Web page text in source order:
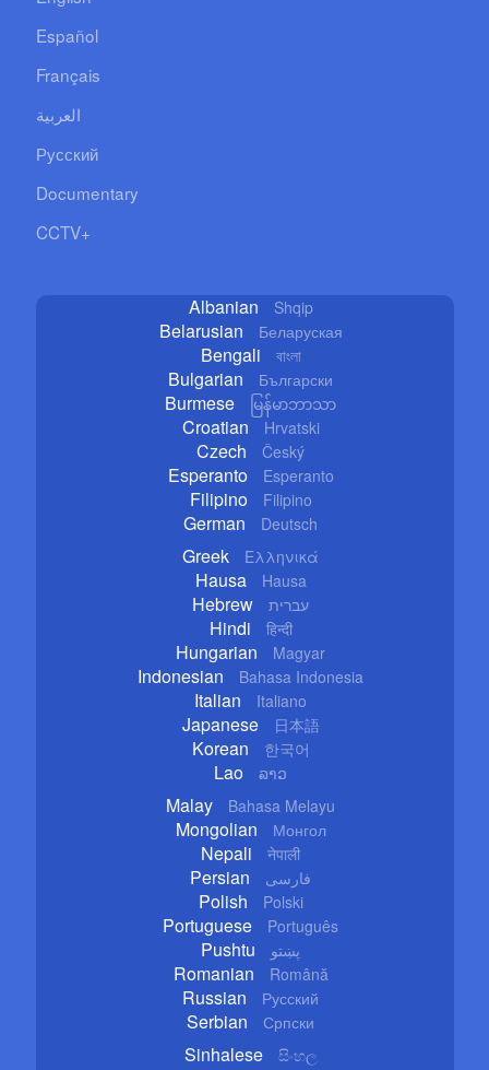
Español
Français
العربية
Русский
Documentary
CCTV+
Albanian Shqip
Belarusian Беларуская
Bengali বাংলা
Bulgarian Български
Burmese မြန်မာဘာသာ
Croatian Hrvatski
Czech Český
Esperanto Esperanto
Filipino Filipino
German Deutsch
Greek Ελληνικά
Hausa Hausa
Hebrew עברית
Hindi हिन्दी
Hungarian Magyar
Indonesian Bahasa Indonesia
Italian Italiano
Japanese 日本語
Korean 한국어
Lao ລາວ
Malay Bahasa Melayu
Mongolian Монгол
Nepali नेपाली
Persian فارسی
Polish Polski
Portuguese Português
Pushtu پښتو
Romanian Română
Russian Русский
Serbian Српски
Sinhalese සිංහල